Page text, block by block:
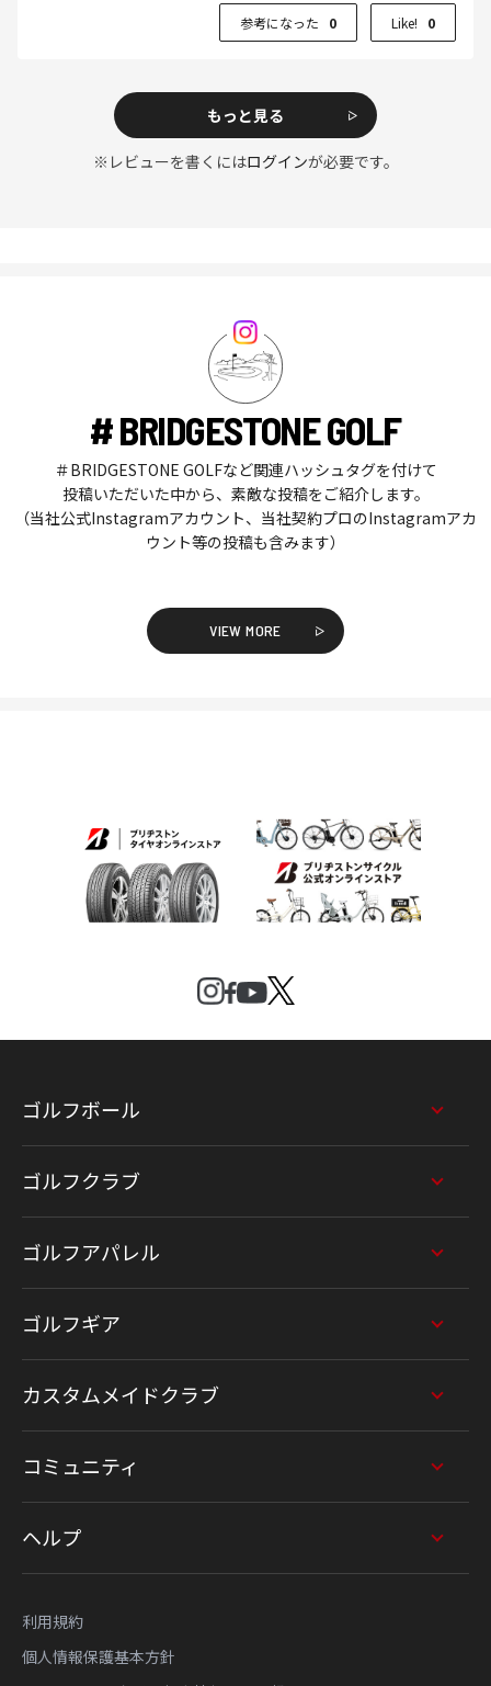
参考になった 0 Like! 0
もっと見る
※レビューを書くにはログインが必要です。
# BRIDGESTONE GOLF
＃BRIDGESTONE GOLFなど関連ハッシュタグを付けて
投稿いただいた中から、素敵な投稿をご紹介します。
（当社公式Instagramアカウント、当社契約プロのInstagramアカ
ウント等の投稿も含みます）
VIEW MORE
ゴルフボール
ゴルフクラブ
ゴルフアパレル
ゴルフギア
カスタムメイドクラブ
コミュニティ
ヘルプ
利用規約
個人情報保護基本方針